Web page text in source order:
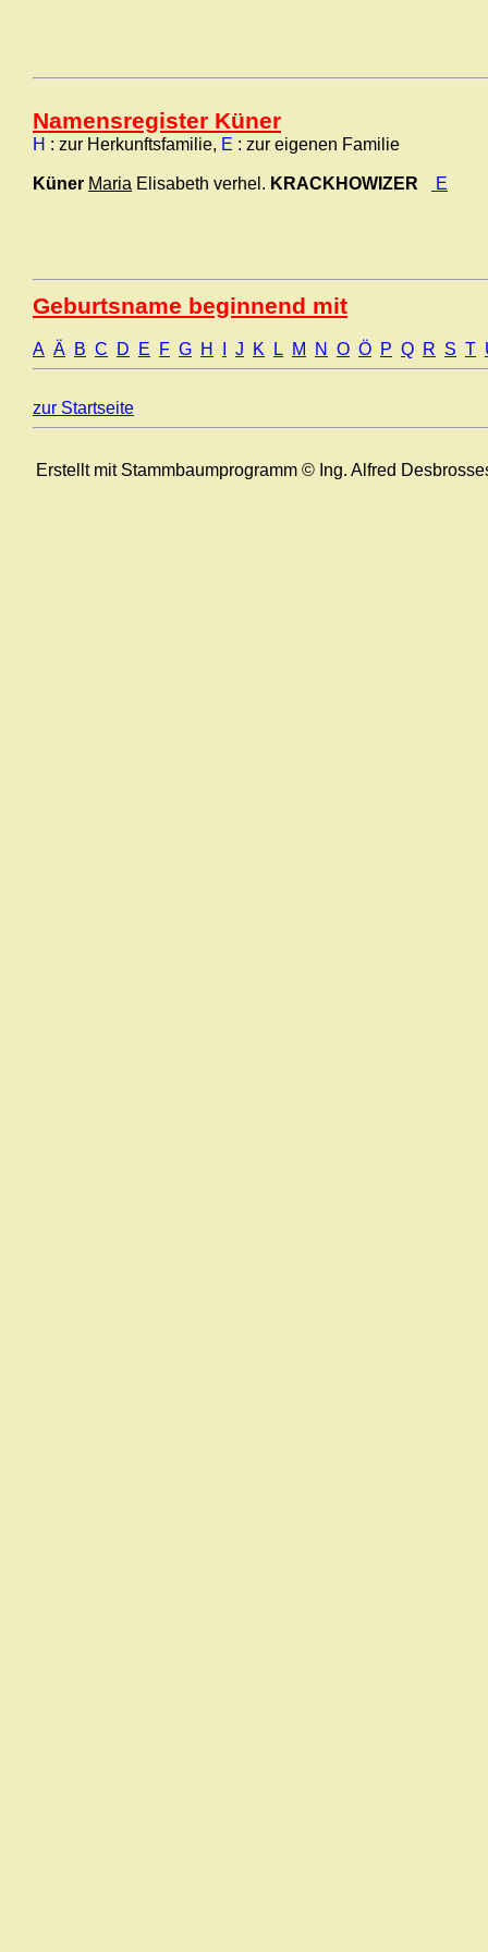
Namensregister Küner
H : zur Herkunftsfamilie, E : zur eigenen Familie
Küner Maria Elisabeth verhel. KRACKHOWIZER E
Geburtsname beginnend mit
A Ä B C D E F G H J K L M N O Ö P Q R S T
zur Startseite
Erstellt mit Stammbaumprogramm © Ing. Alfred